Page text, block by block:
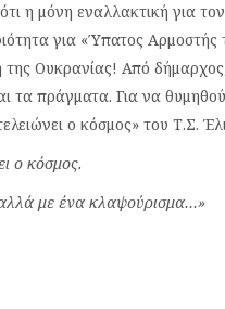
η μόνη εναλλακτική για
για «Ύπατος Αρμοστής
της Ουκρανίας! Από
τα πράγματα. Για να
ο κόσμος» του Τ.Σ.
ο κόσμος.
με ένα κλαψούρισμα…»